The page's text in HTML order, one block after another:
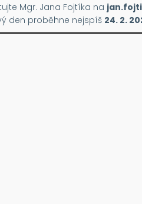
Mgr. Jana Fojtíka na
den proběhne nejspíš 24. 2.